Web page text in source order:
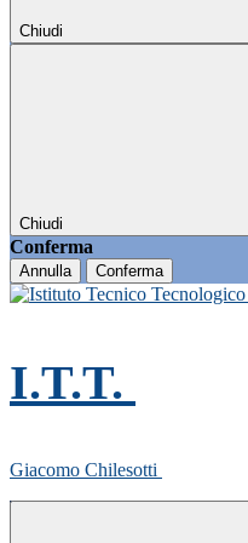
Chiudi
Chiudi
Conferma
Annulla Conferma
I.T.T.
Giacomo Chilesotti